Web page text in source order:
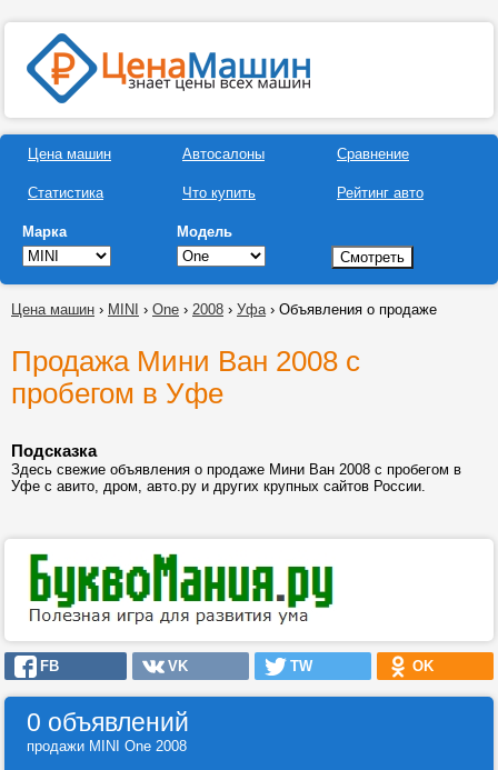
Цена машин
Статистика
Автосалоны
Что купить
Сравнение
Рейтинг авто
Марка Модель
Цена машин › MINI › One › 2008 › Уфа› Объявления о продаже
Продажа Мини Ван 2008 с
пробегом в Уфе
Подсказка
Здесь свежие объявления о продаже Мини Ван 2008 с пробегом в
Уфе с авито, дром, авто.ру и других крупных сайтов России.
FB VK TW OK
0 объявлений
продажи MINI One 2008